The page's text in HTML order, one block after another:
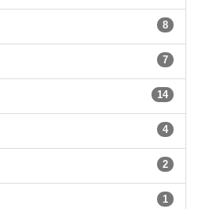
8
7
14
4
2
1